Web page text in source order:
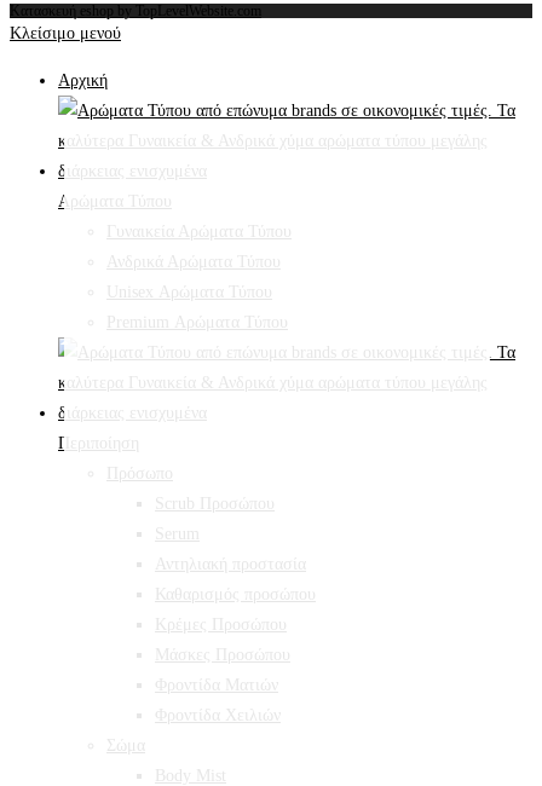
Κατασκευή eshop by TopLevelWebsite.com
Κλείσιμο μενού
Αρχική
Αρώματα Τύπου
Γυναικεία Αρώματα Τύπου
Ανδρικά Αρώματα Τύπου
Unisex Αρώματα Τύπου
Premium Αρώματα Τύπου
Περιποίηση
Πρόσωπο
Scrub Προσώπου
Serum
Αντηλιακή προστασία
Καθαρισμός προσώπου
Κρέμες Προσώπου
Μάσκες Προσώπου
Φροντίδα Ματιών
Φροντίδα Χειλιών
Σώμα
Body Mist